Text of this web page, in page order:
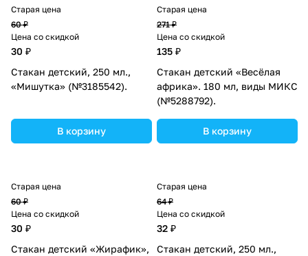
Старая цена
60 ₽
Цена со скидкой
30 ₽
Стакан детский, 250 мл.,
«Мишутка» (№3185542).
В корзину
Старая цена
271 ₽
Цена со скидкой
135 ₽
Стакан детский «Весёлая
африка». 180 мл, виды МИКС
(№5288792).
В корзину
Старая цена
60 ₽
Цена со скидкой
30 ₽
Стакан детский «Жирафик»,
Старая цена
64 ₽
Цена со скидкой
32 ₽
Стакан детский, 250 мл.,